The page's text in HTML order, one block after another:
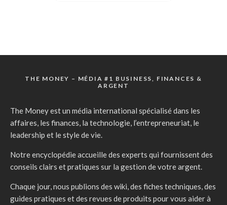
THE MONEY – MÉDIA #1 BUSINESS, FINANCES &
ARGENT
The Money est un média international spécialisé dans les
affaires, les finances, la technologie, l’entrepreneuriat, le
leadership et le style de vie.
Notre encyclopédie accueille des experts qui fournissent des
conseils clairs et pratiques sur la gestion de votre argent.
Chaque jour, nous publions des wiki, des fiches techniques, des
guides pratiques et des revues de produits pour vous aider à